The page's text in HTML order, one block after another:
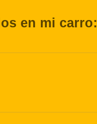
en mi carro: